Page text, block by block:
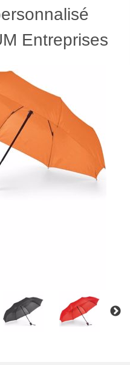
Entreprises